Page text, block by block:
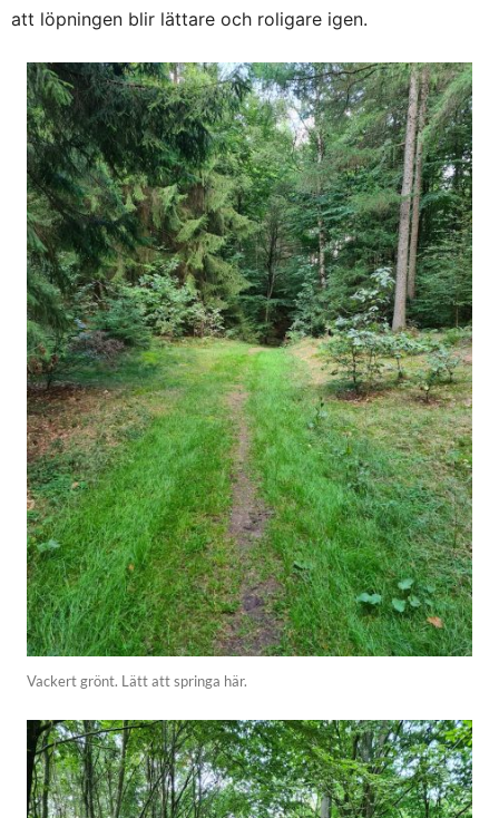
att löpningen blir lättare och roligare igen.
Vackert grönt. Lätt att springa här.